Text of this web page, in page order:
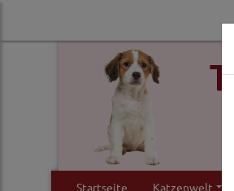
Startseite Katzenwelt